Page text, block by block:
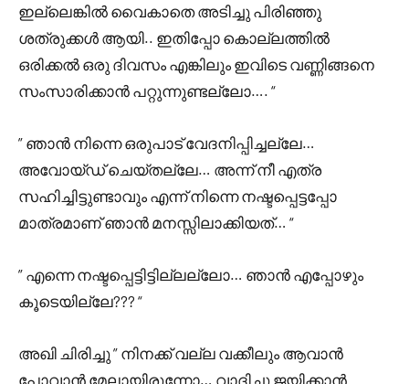
ഇല്ലെങ്കിൽ വൈകാതെ അടിച്ചു പിരിഞ്ഞു
ശത്രുക്കൾ ആയി.. ഇതിപ്പോ കൊല്ലത്തിൽ
ഒരിക്കൽ ഒരു ദിവസം എങ്കിലും ഇവിടെ വണ്ണിങ്ങനെ
സംസാരിക്കാൻ പറ്റുന്നുണ്ടല്ലോ…. “
” ഞാൻ നിന്നെ ഒരുപാട് വേദനിപ്പിച്ചല്ലേ…
അവോയ്ഡ് ചെയ്തല്ലേ… അന്ന് നീ എത്ര
സഹിച്ചിട്ടുണ്ടാവും എന്ന് നിന്നെ നഷ്ടപ്പെട്ടപ്പോ
മാത്രമാണ് ഞാൻ മനസ്സിലാക്കിയത്… “
” എന്നെ നഷ്ടപ്പെട്ടിട്ടില്ലല്ലോ… ഞാൻ എപ്പോഴും
കൂടെയില്ലേ??? “
അഖി ചിരിച്ചു ” നിനക്ക് വല്ല വക്കീലും ആവാൻ
പോവാൻ മേലായിരുന്നോ… വാദിച്ചു ജയിക്കാൻ